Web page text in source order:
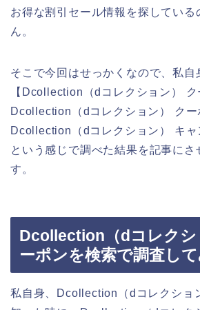
お得な割引セール情報を探している
ん。
そこで今回はせっかくなので、私自
【Dcollection（dコレクション） ク
Dcollection（dコレクション） クー
Dcollection（dコレクション） キャ
という感じで調べた結果を記事にさ
す。
Dcollection（dコレクシ
ーポンを検索で調査して
私自身、Dcollection（dコレクショ